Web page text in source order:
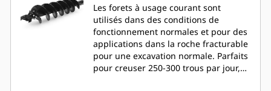
Les forets à usage courant sont
utilisés dans des conditions de
fonctionnement normales et pour des
applications dans la roche fracturable
pour une excavation normale. Parfaits
pour creuser 250-300 trous par jour,